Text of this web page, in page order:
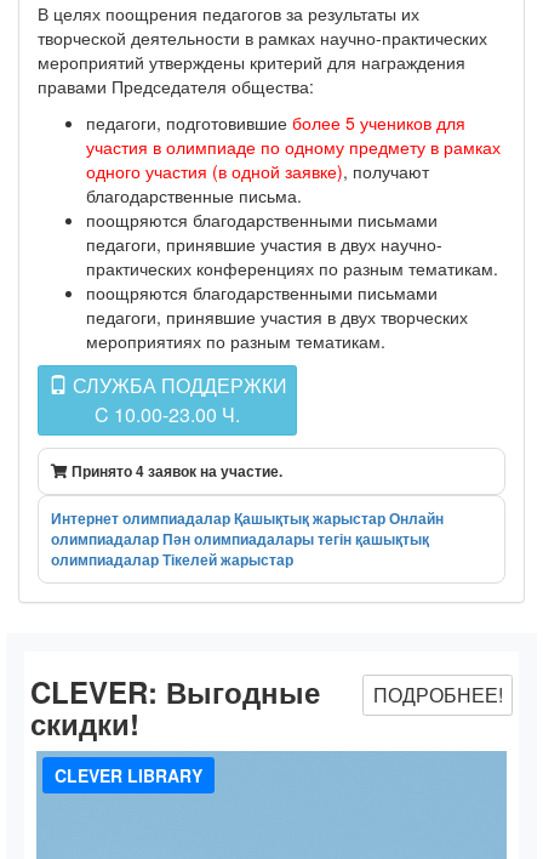
В целях поощрения педагогов за результаты их
творческой деятельности в рамках научно-практических
мероприятий утверждены критерий для награждения
правами Председателя общества:
педагоги, подготовившие более 5 учеников для
участия в олимпиаде по одному предмету в рамках
одного участия (в одной заявке), получают
благодарственные письма.
поощряются благодарственными письмами
педагоги, принявшие участия в двух научно-
практических конференциях по разным тематикам.
поощряются благодарственными письмами
педагоги, принявшие участия в двух творческих
мероприятиях по разным тематикам.
СЛУЖБА ПОДДЕРЖКИ
C 10.00-23.00 Ч.
Принято 4 заявок на участие.
Интернет олимпиадаларҚашықтық жарыстарОнлайн
олимпиадаларПән олимпиадаларытегін қашықтық
олимпиадаларТікелей жарыстар
CLEVER: Выгодные
скидки!
ПОДРОБНЕЕ!
CLEVER LIBRARY